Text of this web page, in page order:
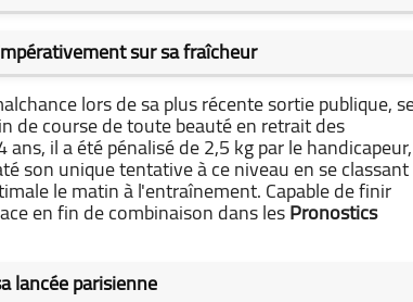
sur sa fraîcheur
lors de sa plus récente sortie publique,
de course de toute beauté en retrait des
il a été pénalisé de 2,5 kg par le handicapeur,
son unique tentative à ce niveau en se classant
le matin à l'entraînement. Capable de finir
en fin de combinaison dans lesPronostics
lancée parisienne